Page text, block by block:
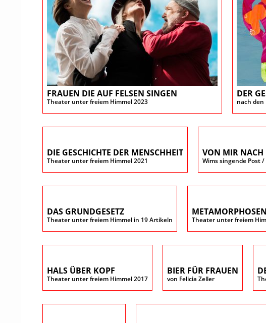
FRAUEN DIE AUF FELSEN SINGEN
Theater unter freiem Himmel 2023
DER
nach
DIE GESCHICHTE DER MENSCHHEIT
Theater unter freiem Himmel 2021
VON MIR NACH
Wims singende Post
DAS GRUNDGESETZ
Theater unter freiem Himmel in 19 Artikeln
METAMORPHOSEN
Theater unter freiem
HALS ÜBER KOPF
Theater unter freiem Himmel 2017
BIER FÜR FRAUEN
von Felicia Zeller